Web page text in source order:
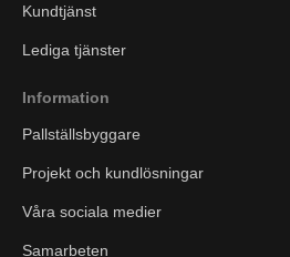
Kundtjänst
Lediga tjänster
Information
Pallställsbyggare
Projekt och kundlösningar
Våra sociala medier
Samarbeten